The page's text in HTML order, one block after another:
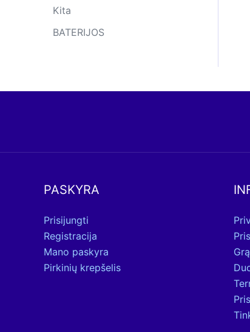
Kita
BATERIJOS
PASKYRA
Prisijungti
Registracija
Mano paskyra
Pirkinių krepšelis